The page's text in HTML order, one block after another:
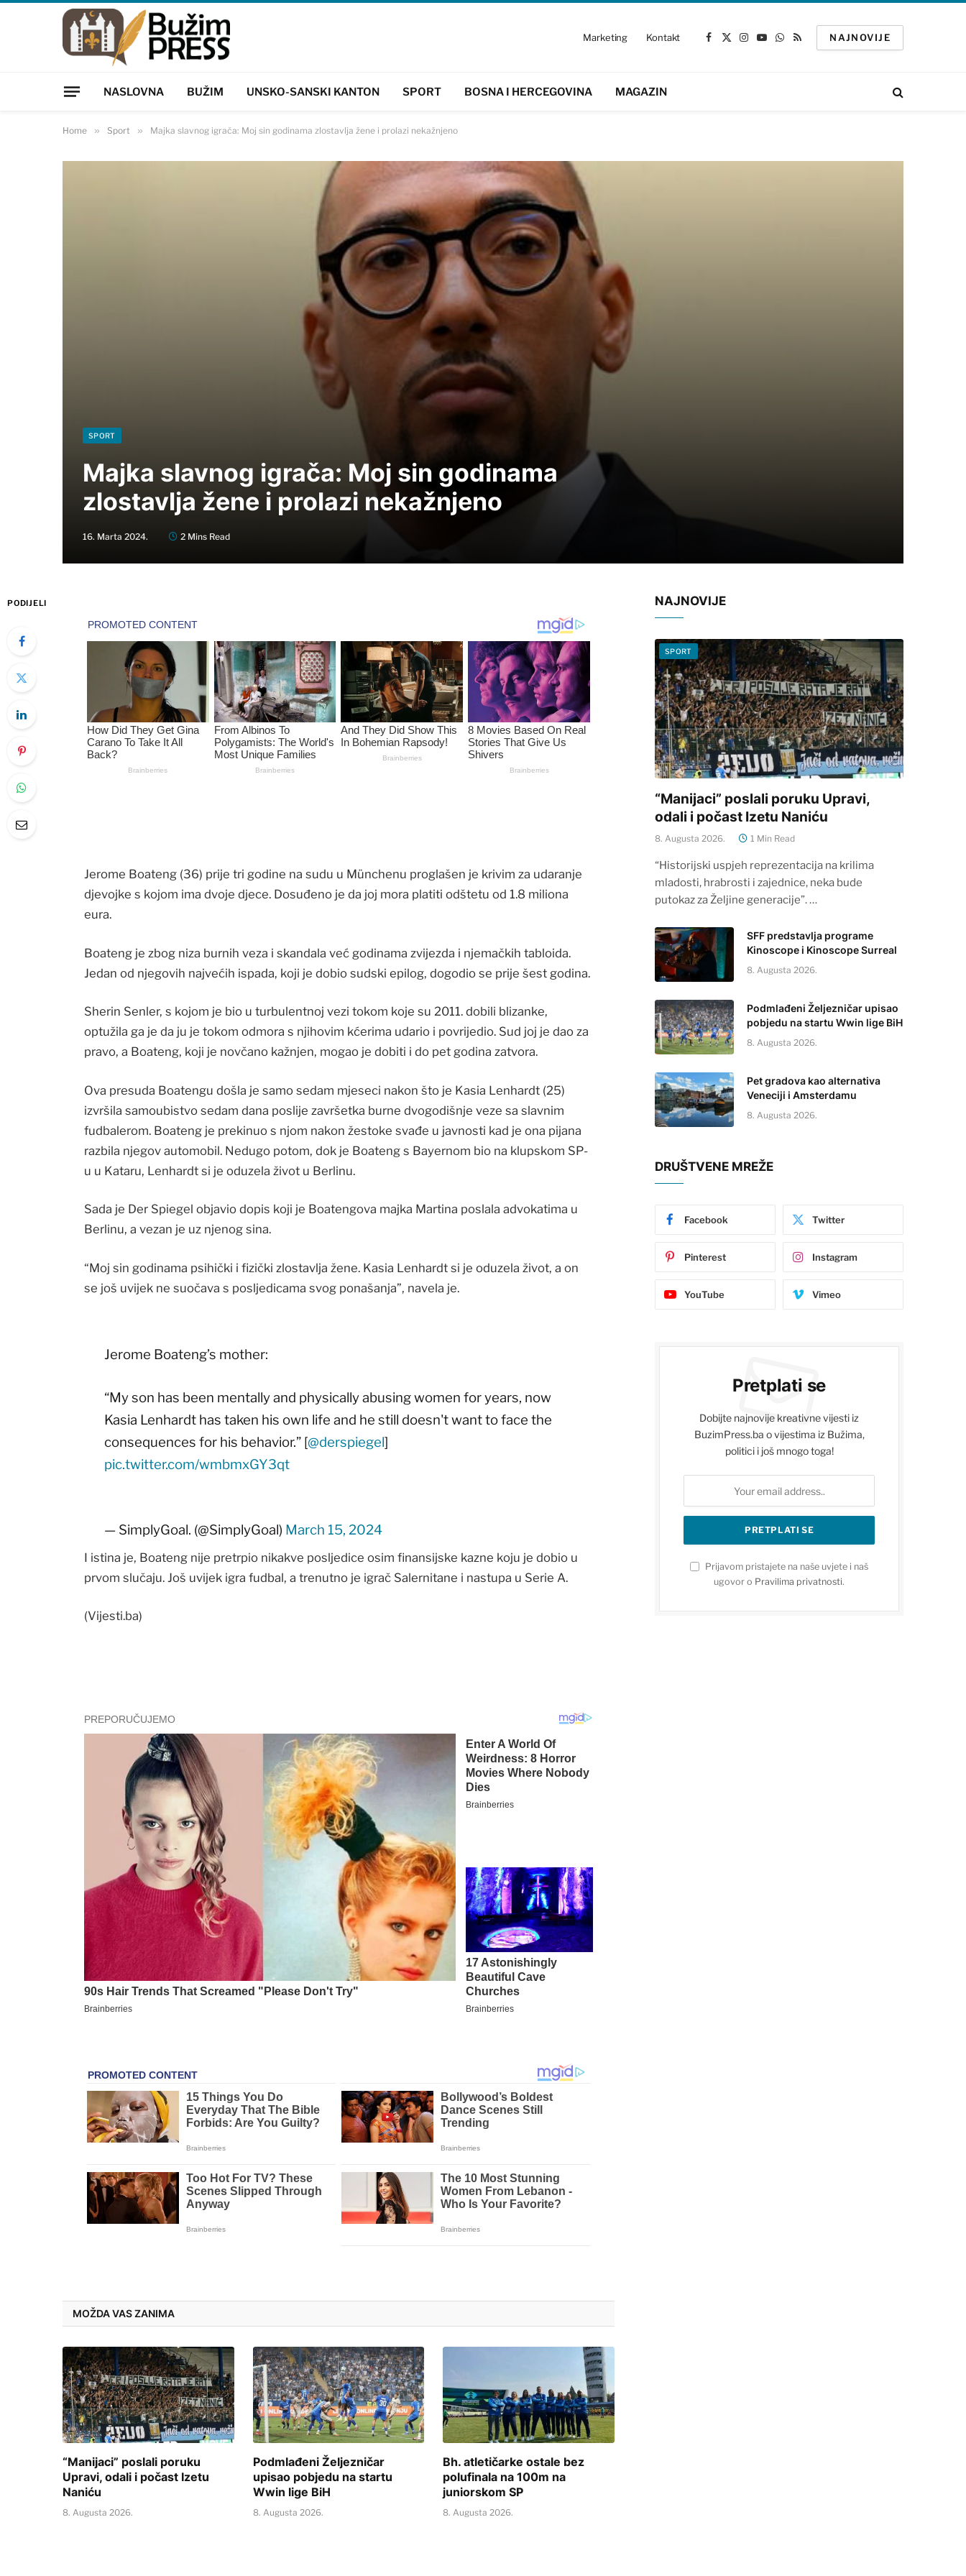
Marketing Kontakt
Facebook
X
Instagram
YouTube
WhatsApp
RSS
NAJNOVIJE
NASLOVNA BUŽIM UNSKO-SANSKI KANTON SPORT BOSNA I HERCEGOVINA MAGAZIN
Home » Sport » Majka slavnog igrača: Moj sin godinama zlostavlja žene i prolazi nekažnjeno
SPORT
Majka slavnog igrača: Moj sin godinama
zlostavlja žene i prolazi nekažnjeno
16. Marta 2024. 2 Mins Read
PODIJELI
Jerome Boateng (36) prije tri godine na sudu u Münchenu proglašen je krivim za udaranje
djevojke s kojom ima dvoje djece. Dosuđeno je da joj mora platiti odštetu od 1.8 miliona
eura.
Boateng je zbog niza burnih veza i skandala već godinama zvijezda i njemačkih tabloida.
Jedan od njegovih najvećih ispada, koji je dobio sudski epilog, dogodio se prije šest godina.
Sherin Senler, s kojom je bio u turbulentnoj vezi tokom koje su 2011. dobili blizanke,
optužila ga je da ju je tokom odmora s njihovim kćerima udario i povrijedio. Sud joj je dao za
pravo, a Boateng, koji je novčano kažnjen, mogao je dobiti i do pet godina zatvora.
Ova presuda Boatengu došla je samo sedam mjeseci nakon što je Kasia Lenhardt (25)
izvršila samoubistvo sedam dana poslije završetka burne dvogodišnje veze sa slavnim
fudbalerom. Boateng je prekinuo s njom nakon žestoke svađe u javnosti kad je ona pijana
razbila njegov automobil. Nedugo potom, dok je Boateng s Bayernom bio na klupskom SP-
u u Kataru, Lenhardt si je oduzela život u Berlinu.
Sada je Der Spiegel objavio dopis koji je Boatengova majka Martina poslala advokatima u
Berlinu, a vezan je uz njenog sina.
“Moj sin godinama psihički i fizički zlostavlja žene. Kasia Lenhardt si je oduzela život, a on
se još uvijek ne suočava s posljedicama svog ponašanja”, navela je.
Jerome Boateng’s mother:
“My son has been mentally and physically abusing women for years, now
Kasia Lenhardt has taken his own life and he still doesn't want to face the
consequences for his behavior.” [@derspiegel]
pic.twitter.com/wmbmxGY3qt
— SimplyGoal. (@SimplyGoal) March 15, 2024
I istina je, Boateng nije pretrpio nikakve posljedice osim finansijske kazne koju je dobio u
prvom slučaju. Još uvijek igra fudbal, a trenutno je igrač Salernitane i nastupa u Serie A.
(Vijesti.ba)
MOŽDA VAS ZANIMA
“Manijaci” poslali poruku
Upravi, odali i počast Izetu
Naniću
8. Augusta 2026.
Podmlađeni Željezničar
upisao pobjedu na startu
Wwin lige BiH
8. Augusta 2026.
Bh. atletičarke ostale bez
polufinala na 100m na
juniorskom SP
8. Augusta 2026.
NAJNOVIJE
SPORT
“Manijaci” poslali poruku Upravi,
odali i počast Izetu Naniću
8. Augusta 2026. 1 Min Read
“Historijski uspjeh reprezentacija na krilima
mladosti, hrabrosti i zajednice, neka bude
putokaz za Željine generacije”. …
SFF predstavlja programe
Kinoscope i Kinoscope Surreal
8. Augusta 2026.
Podmlađeni Željezničar upisao
pobjedu na startu Wwin lige BiH
8. Augusta 2026.
Pet gradova kao alternativa
Veneciji i Amsterdamu
8. Augusta 2026.
DRUŠTVENE MREŽE
Facebook Twitter
Pinterest Instagram
YouTube Vimeo
Pretplati se
Dobijte najnovije kreativne vijesti iz
BuzimPress.ba o vijestima iz Bužima,
politici i još mnogo toga!
Prijavom pristajete na naše uvjete i naš
ugovor o Pravilima privatnosti.